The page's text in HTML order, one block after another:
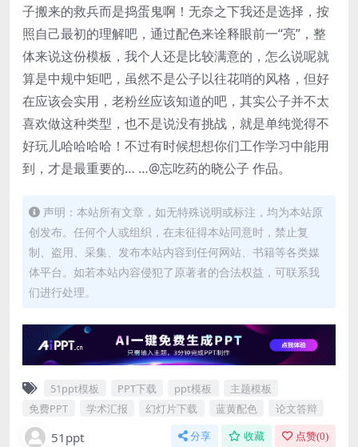
子搬来的救兵而是捣蛋鬼啊！无奈之下我还是选择，按
照自己最初的理解吧，通过配色来诠释眼前一“亮”，整
体来说这份模板，我个人还是比较满意的，怎么说呢就
算是中规中矩吧，虽然不是公子以往花哨的风格，但好
在应该会实用，老粉丝应该知道的吧，其实公子并不太
喜欢做这种类型，也不是说没有挑战，就是单纯觉得不
好玩儿哈哈哈哈！不过有时候想想你们工作学习中能用
到，才是最重要的… …@忘吃药的晓公子 作品。
声明：本站所有文章，如无特殊说明或标注，均为本站原
创发布。任何个人或组织，在未征得本站同意时，禁止复
制、盗用、采集、发布本站内容到任何网站、书籍等各类媒
体平台。如若本站内容侵犯了原著者的合法权益，可联系我
们进行处理。
51ppt模板 PPT下载 ppt模板
主题模板
免费PPT
学术汇报 幻灯片下载 蓝黄配色 论文答辩
51ppt 分享 收藏 点赞(0)